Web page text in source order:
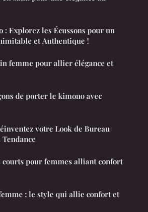
: Explorez les Écussons pour un
et Authentique !
femme pour allier élégance et
de porter le kimono avec
votre Look de Bureau
Tendance
courts pour femmes alliant confort
: le style qui allie confort et